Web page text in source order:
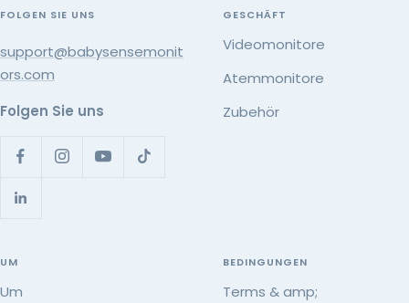
FOLGEN SIE UNS
support@babysensemonit
ors.com
Folgen Sie uns
GESCHÄFT
Videomonitore
Atemmonitore
Zubehör
UM
Um
BEDINGUNGEN
Terms & amp;